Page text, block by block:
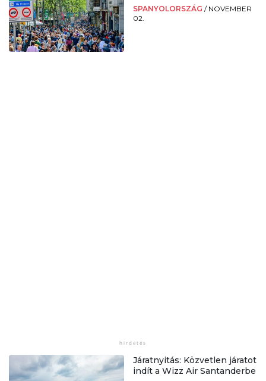
SPANYOLORSZÁG / NOVEMBER
02.
Járatnyitás: Közvetlen járatot
indít a Wizz Air Santanderbe